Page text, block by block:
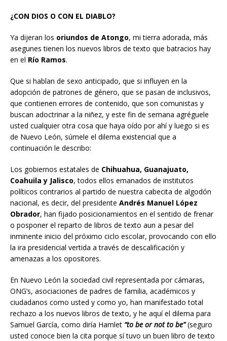
¿CON DIOS O CON EL DIABLO?
Ya dijeran los oriundos de Atongo, mi tierra adorada, más
asegunes tienen los nuevos libros de texto que batracios hay
en el Río Ramos.
Que si hablan de sexo anticipado, que si influyen en la
adopción de patrones de género, que se pasan de inclusivos,
que contienen errores de contenido, que son comunistas y
buscan adoctrinar a la niñez, y este fin de semana agréguele
usted cualquier otra cosa que haya oído por ahí y luego si es
de Nuevo León, súmele el dilema existencial que a
continuación le describo:
Los gobiernos estatales de Chihuahua, Guanajuato,
Coahuila y Jalisco, todos ellos emanados de institutos
políticos contrarios al partido de nuestra cabecita de algodón
nacional, es decir, del presidente Andrés Manuel López
Obrador, han fijado posicionamientos en el sentido de frenar
o posponer el reparto de libros de texto aun a pesar del
inminente inicio del próximo ciclo escolar, provocando con ello
la ira presidencial vertida a través de descalificación y
amenazas a los opositores.
En Nuevo León la sociedad civil representada por cámaras,
ONG’s, asociaciones de padres de familia, académicos y
ciudadanos como usted y como yo, han manifestado total
rechazo a los nuevos libros de texto, y he aquí el dilema para
Samuel García, como diría Hamlet “to be or not to be”(seguro
usted conoce bien la cita porque sí tuvo un buen libro de texto